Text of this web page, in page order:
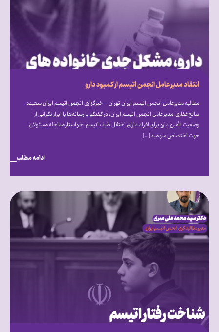
انتقاد مدیرعامل انجمن اتیسم از کمبود دارو
مطالبه مدیرعامل انجمن اتیسم ایران تهران – خبرگزاری انجمن اتیسم ایران سعیده
صالح‌غفاری، مدیرعامل انجمن اتیسم ایران، در گفتگو با رسانه‌ها با ابراز نگرانی از
وضعیت تأمین دارو برای افراد دارای اختلال طیف اتیسم، خواستار مداخله مسئولان
جهت اختصاص سهمیه […]
ادامه مطلب